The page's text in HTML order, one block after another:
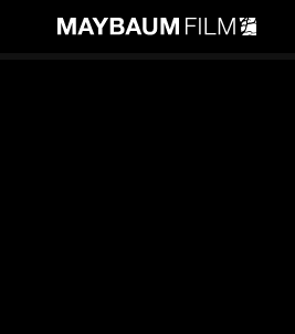
NACHSCHLAGEWERK